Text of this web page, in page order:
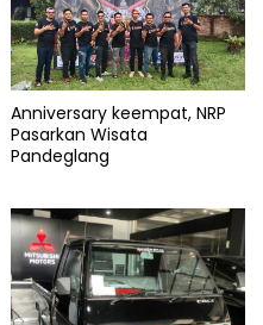
Anniversary keempat, NRP
Pasarkan Wisata
Pandeglang